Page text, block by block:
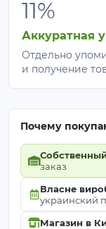
11%
Аккуратная
Отдельно
и получение
Почему
заказ
Власне
украинский
Магазин в